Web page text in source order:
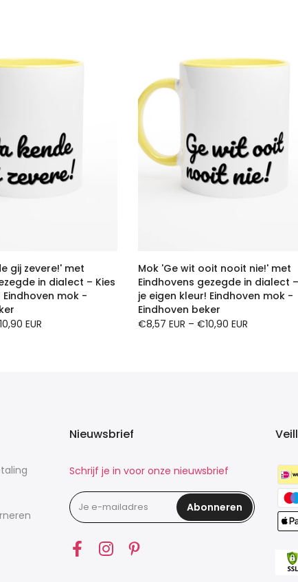
gij zevere!' met
in dialect – Kies
Eindhoven mok -
EUR
Mok 'Ge wit ooit nooit nie!' met
Eindhovens gezegde in dialect
je eigen kleur! Eindhoven mok -
Eindhoven beker
€8,57 EUR – €10,90 EUR
Nieuwsbrief
Schrijf je in voor onze nieuwsbrief
Abonneren